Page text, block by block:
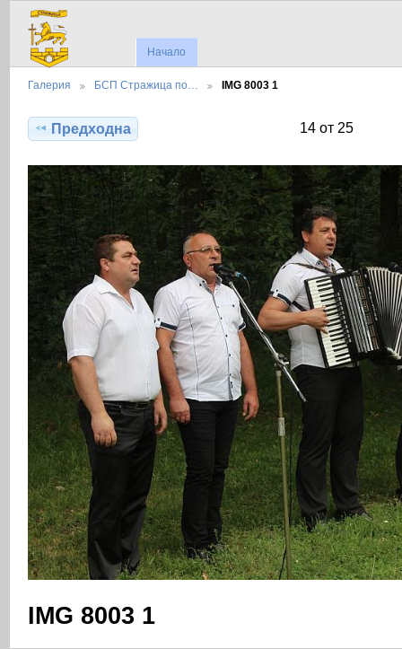
Начало
Галерия БСП Стражица по… IMG 8003 1
Предходна 14 от 25
IMG 8003 1